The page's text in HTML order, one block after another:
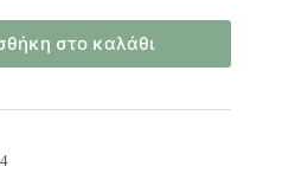
στο καλάθι